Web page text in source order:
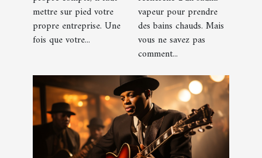
savoir ?
mettre sur pied votre
propre entreprise. Une
fois que votre...
vapeur pour prendre
des bains chauds. Mais
vous ne savez pas
comment...